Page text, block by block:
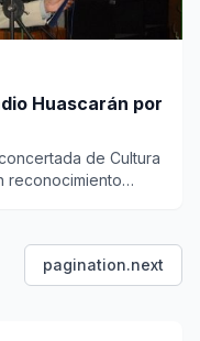
Huascarán por
de Cultura
reconocimiento
pagination.next